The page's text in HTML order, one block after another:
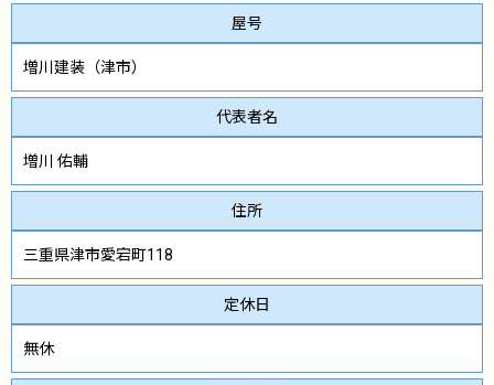
屋号
増川建装（津市）
代表者名
増川 佑輔
住所
三重県津市愛宕町118
定休日
無休